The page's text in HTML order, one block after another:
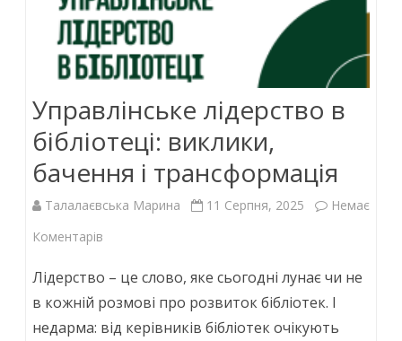
Управлінське лідерство в
бібліотеці: виклики,
бачення і трансформація
Талалаєвська Марина 11 Серпня, 2025
Немає
Коментарів
лідерство
в
Лідерство – це слово, яке сьогодні лунає чи не
в кожній розмові про розвиток бібліотек. І
недарма: від керівників бібліотек очікують